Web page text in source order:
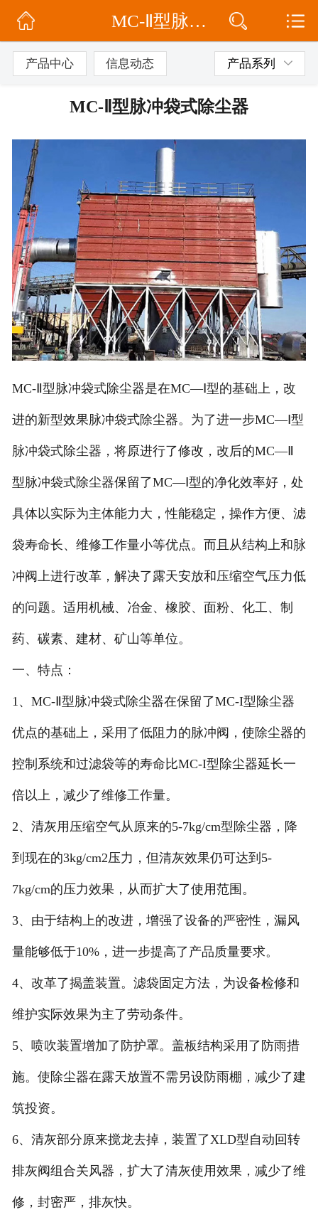
网站首页
公司简介
MC-Ⅱ型脉冲袋式除尘器
产品中心 信息动态 产品系列
MC-Ⅱ型脉冲袋式除尘器
MC-Ⅱ型脉冲袋式除尘器是在MC—Ⅰ型的基础上，改
进的新型效果脉冲袋式除尘器。为了进一步MC—Ⅰ型
脉冲袋式除尘器，将原进行了修改，改后的MC—Ⅱ
型脉冲袋式除尘器保留了MC—Ⅰ型的净化效率好，处
具体以实际为主体能力大，性能稳定，操作方便、滤
袋寿命长、维修工作量小等优点。而且从结构上和脉
冲阀上进行改革，解决了露天安放和压缩空气压力低
的问题。适用机械、冶金、橡胶、面粉、化工、制
药、碳素、建材、矿山等单位。
一、特点：
1、MC-Ⅱ型脉冲袋式除尘器在保留了MC-I型除尘器
优点的基础上，采用了低阻力的脉冲阀，使除尘器的
控制系统和过滤袋等的寿命比MC-I型除尘器延长一
倍以上，减少了维修工作量。
2、清灰用压缩空气从原来的5-7kg/cm型除尘器，降
到现在的3kg/cm2压力，但清灰效果仍可达到5-
7kg/cm的压力效果，从而扩大了使用范围。
3、由于结构上的改进，增强了设备的严密性，漏风
量能够低于10%，进一步提高了产品质量要求。
4、改革了揭盖装置。滤袋固定方法，为设备检修和
维护实际效果为主了劳动条件。
5、喷吹装置增加了防护罩。盖板结构采用了防雨措
施。使除尘器在露天放置不需另设防雨棚，减少了建
筑投资。
6、清灰部分原来搅龙去掉，装置了XLD型自动回转
排灰阀组合关风器，扩大了清灰使用效果，减少了维
修，封密严，排灰快。